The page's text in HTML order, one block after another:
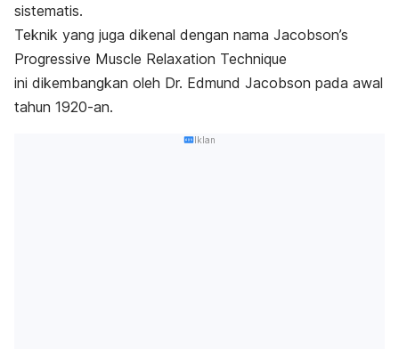
sistematis.
Teknik yang juga dikenal dengan nama Jacobson’s
Progressive Muscle Relaxation Technique
ini dikembangkan oleh Dr. Edmund Jacobson pada awal
tahun 1920-an.
Iklan